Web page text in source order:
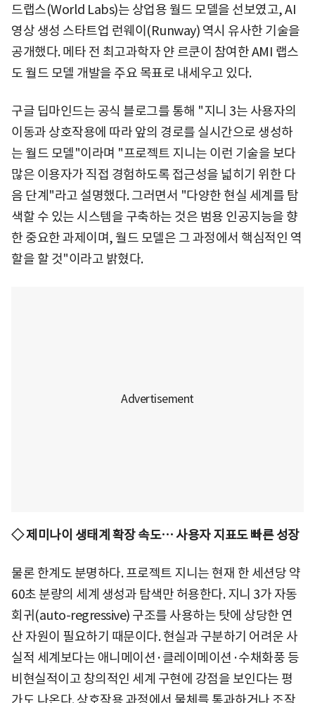
드랩스(World Labs)는 상업용 월드 모델을 선보였고, AI
영상 생성 스타트업 런웨이(Runway) 역시 유사한 기술을
공개했다. 메타 전 최고과학자 얀 르쿤이 참여한 AMI 랩스
도 월드 모델 개발을 주요 목표로 내세우고 있다.
구글 딥마인드는 공식 블로그를 통해 "지니 3는 사용자의
이동과 상호작용에 따라 앞의 경로를 실시간으로 생성하
는 월드 모델"이라며 "프로젝트 지니는 이런 기술을 보다
많은 이용자가 직접 경험하도록 접근성을 넓히기 위한 다
음 단계"라고 설명했다. 그러면서 "다양한 현실 세계를 탐
색할 수 있는 시스템을 구축하는 것은 범용 인공지능을 향
한 중요한 과제이며, 월드 모델은 그 과정에서 핵심적인 역
할을 할 것"이라고 밝혔다.
◇ 제미나이 생태계 확장 속도… 사용자 지표도 빠른 성장
물론 한계도 분명하다. 프로젝트 지니는 현재 한 세션당 약
60초 분량의 세계 생성과 탐색만 허용한다. 지니 3가 자동
회귀(auto-regressive) 구조를 사용하는 탓에 상당한 연
산 자원이 필요하기 때문이다. 현실과 구분하기 어려운 사
실적 세계보다는 애니메이션·클레이메이션·수채화풍 등
비현실적이고 창의적인 세계 구현에 강점을 보인다는 평
가도 나온다. 상호작용 과정에서 물체를 통과하거나 조작